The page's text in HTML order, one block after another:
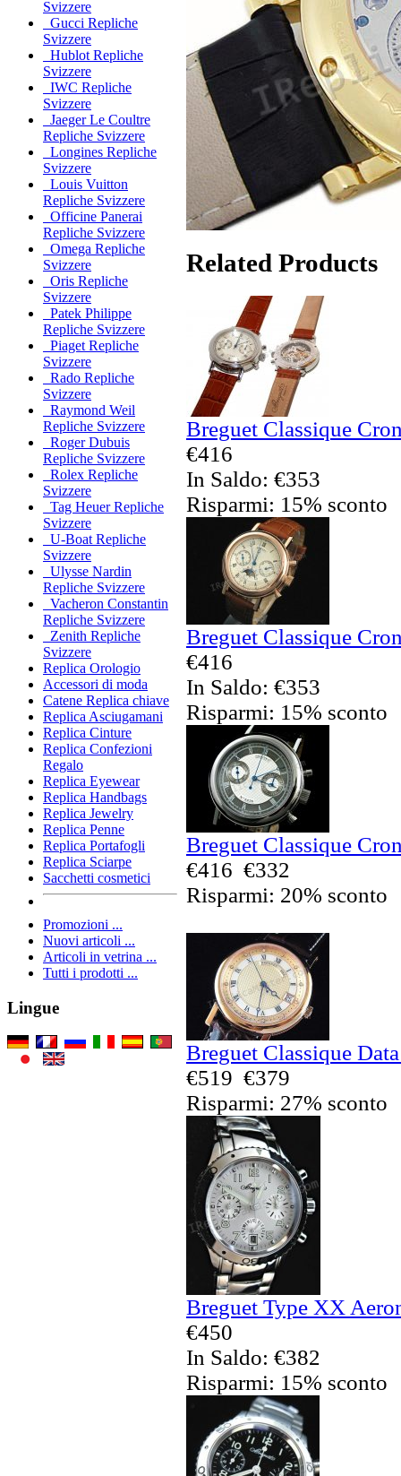
Svizzere
Gucci Repliche
Svizzere
Hublot Repliche
Svizzere
IWC Repliche
Svizzere
Jaeger Le Coultre
Repliche Svizzere
Longines Repliche
Svizzere
Louis Vuitton
Repliche Svizzere
Officine Panerai
Repliche Svizzere
Omega Repliche
Svizzere
Oris Repliche
Svizzere
Patek Philippe
Repliche Svizzere
Piaget Repliche
Svizzere
Rado Repliche
Svizzere
Raymond Weil
Repliche Svizzere
Roger Dubuis
Repliche Svizzere
Rolex Repliche
Svizzere
Tag Heuer Repliche
Svizzere
U-Boat Repliche
Svizzere
Ulysse Nardin
Repliche Svizzere
Vacheron Constantin
Repliche Svizzere
Zenith Repliche
Svizzere
Replica Orologio
Accessori di moda
Catene Replica chiave
Replica Asciugamani
Replica Cinture
Replica Confezioni
Regalo
Replica Eyewear
Replica Handbags
Replica Jewelry
Replica Penne
Replica Portafogli
Replica Sciarpe
Sacchetti cosmetici
Promozioni ...
Nuovi articoli ...
Articoli in vetrina ...
Tutti i prodotti ...
Lingue
Related Products
Breguet Classique
€416
In Saldo: €353
Risparmi: 15% sconto
Breguet Classique
€416
In Saldo: €353
Risparmi: 15% sconto
Breguet Classique
€416 €332
Risparmi: 20% sconto
Breguet Classique
€519 €379
Risparmi: 27% sconto
Breguet Type XX
€450
In Saldo: €382
Risparmi: 15% sconto